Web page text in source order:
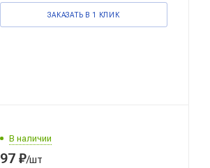
ЗАКАЗАТЬ В 1 КЛИК
В наличии
97 ₽/шт